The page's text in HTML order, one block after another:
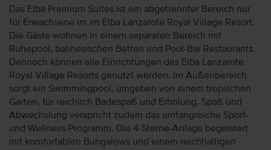
Das Elba Premium Suites ist ein abgetrennter Bereich nur
für Erwachsene im im Elba Lanzarote Royal Village Resort.
Die Gäste wohnen in einem separaten Bereich mit
Ruhepool, balinesischen Betten und Pool-Bar Restaurants.
Dennoch können alle Einrichtungen des Elba Lanzarote
Royal Village Resorts genutzt werden. Im Außenbereich
sorgt ein Swimmingpool, umgeben von einem tropischen
Garten, für reichlich Badespaß und Erholung. Spaß und
Abwechslung verspricht zudem das umfangreiche Sport-
und Wellness-Programm. Die 4-Sterne-Anlage begeistert
mit komfortablen Bungalows und einem reichhaltigen